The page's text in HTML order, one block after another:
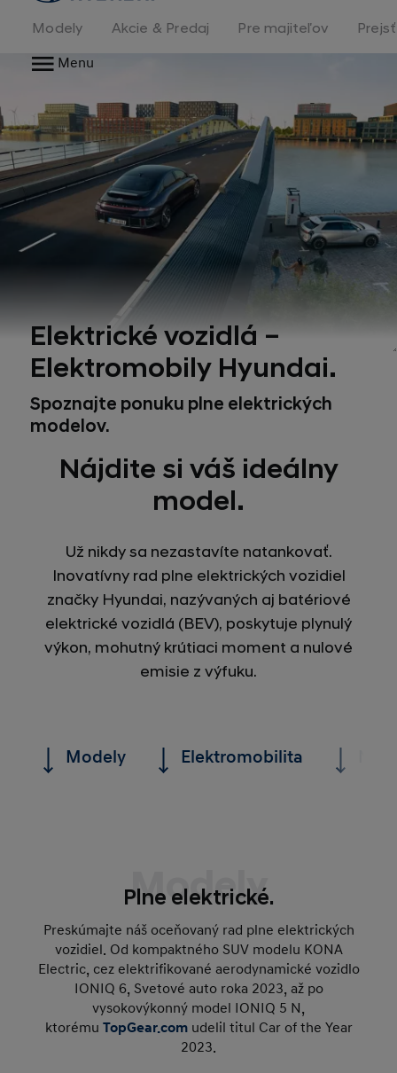
stránka
Modely Akcie & Predaj Pre majiteľov
Menu
Elektrické vozidlá –
Elektromobily Hyundai.
Spoznajte ponuku plne elektrických
modelov.
Nájdite si váš ideálny
model.
Už nikdy sa nezastavíte natankovať.
Inovatívny rad plne elektrických vozidiel
značky Hyundai, nazývaných aj batériové
elektrické vozidlá (BEV), poskytuje plynulý
výkon, mohutný krútiaci moment a nulové
emisie z výfuku.
Modely Elektromobilita
Modely
Plne elektrické.
Preskúmajte náš oceňovaný rad plne elektrických
vozidiel. Od kompaktného SUV modelu KONA
Electric, cez elektrifikované aerodynamické vozidlo
IONIQ 6, Svetové auto roka 2023, až po
vysokovýkonný model IONIQ 5 N,
ktorému TopGear.comudelil titul Car of the Year
2023.